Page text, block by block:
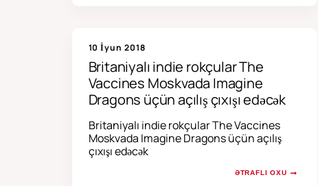
10 İyun 2018
Britaniyalı indie rokçular The
Vaccines Moskvada Imagine
Dragons üçün açılış çıxışı edəcək
Britaniyalı indie rokçular The Vaccines
Moskvada Imagine Dragons üçün açılış
çıxışı edəcək
ƏTRAFLI OXU